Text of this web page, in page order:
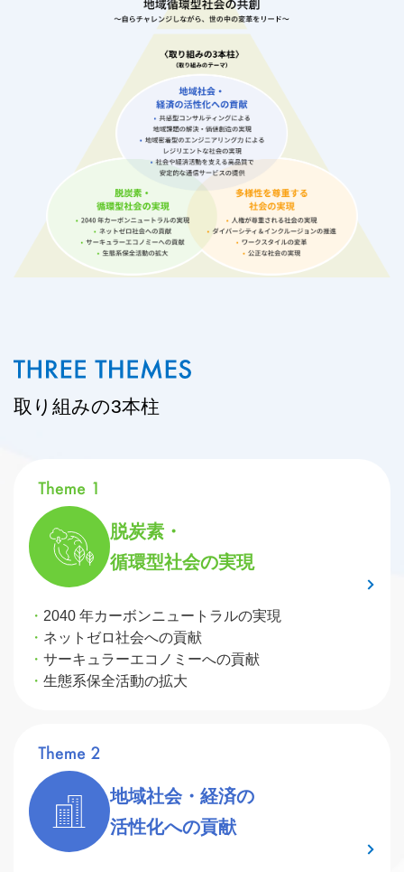
取り組みの3本柱
脱炭素・
循環型社会の実現
2040 年カーボンニュートラルの実現
ネットゼロ社会への貢献
サーキュラーエコノミーへの貢献
生態系保全活動の拡大
地域社会・経済の
活性化への貢献